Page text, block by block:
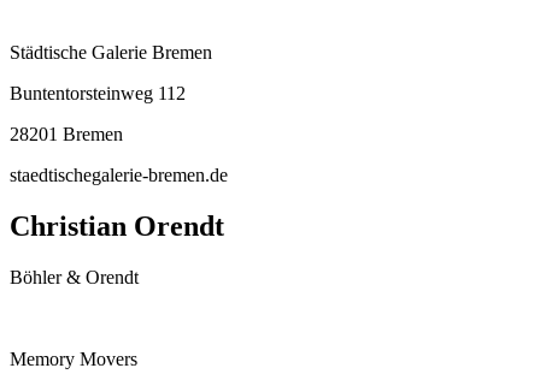
Städtische Galerie Bremen
Buntentorsteinweg 112
28201 Bremen
staedtischegalerie-bremen.de
Christian Orendt
Böhler & Orendt
Memory Movers